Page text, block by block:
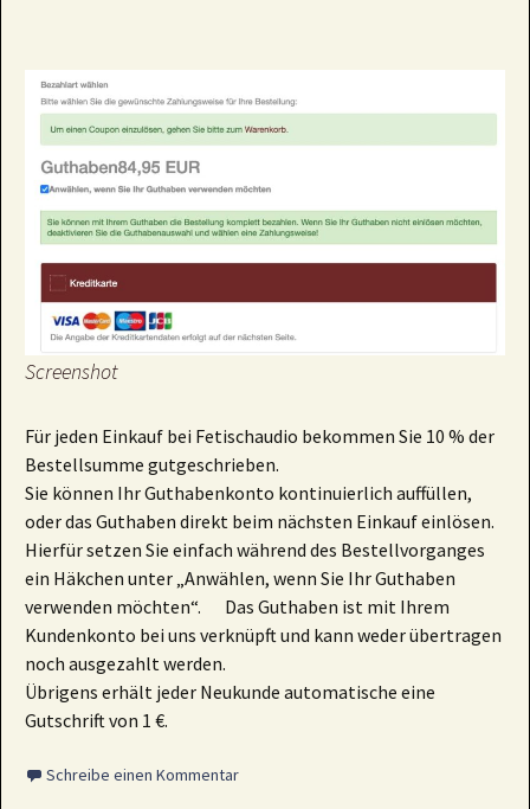
Screenshot
Für jeden Einkauf bei Fetischaudio bekommen Sie 10 % der
Bestellsumme gutgeschrieben.
Sie können Ihr Guthabenkonto kontinuierlich auffüllen,
oder das Guthaben direkt beim nächsten Einkauf einlösen.
Hierfür setzen Sie einfach während des Bestellvorganges
ein Häkchen unter „Anwählen, wenn Sie Ihr Guthaben
verwenden möchten“. Das Guthaben ist mit Ihrem
Kundenkonto bei uns verknüpft und kann weder übertragen
noch ausgezahlt werden.
Übrigens erhält jeder Neukunde automatische eine
Gutschrift von 1 €.
Schreibe einen Kommentar